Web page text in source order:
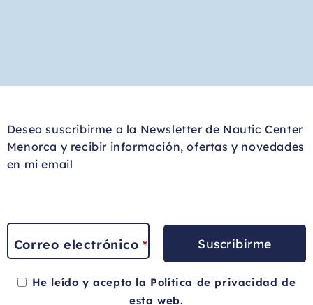
Deseo suscribirme a la Newsletter de Nautic Center
Menorca y recibir información, ofertas y novedades
en mi email
Correo electrónico * Suscribirme
He leído y acepto la Política de privacidad de
esta web.